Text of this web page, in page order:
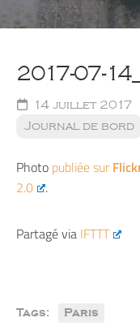
2017-07-
14 juillet 2017
Journal de bord
Photo publiée sur
2.0
.
Partagé via IFTTT
Tags: Paris